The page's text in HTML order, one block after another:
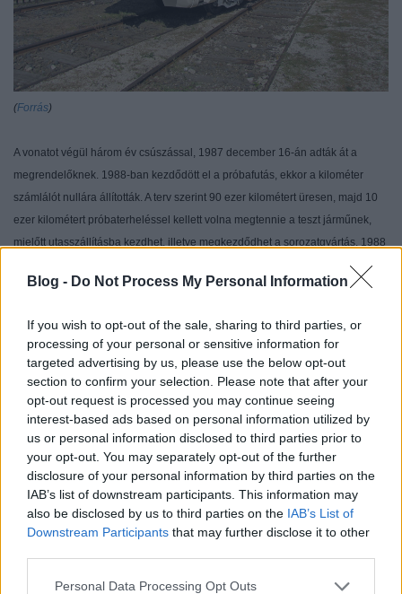
Blog - Do Not Process My Personal Information
If you wish to opt-out of the sale, sharing to third parties, or
processing of your personal or sensitive information for
targeted advertising by us, please use the below opt-out
section to confirm your selection. Please note that after your
opt-out request is processed you may continue seeing
interest-based ads based on personal information utilized by
us or personal information disclosed to third parties prior to
your opt-out. You may separately opt-out of the further
disclosure of your personal information by third parties on the
IAB’s list of downstream participants. This information may
also be disclosed by us to third parties on the IAB’s List of
Downstream Participants that may further disclose it to other
Please note that this website/app uses one or more Google
Personal Data Processing Opt Outs
(Forrás)
A vonatot végül három év csúszással, 1987 december 16-án adták át a
megrendelőknek. 1988-ban kezdődött el a próbafutás, ekkor a kilométer
számlálót nullára állították. A terv szerint 90 ezer kilométert üresen, majd 10
ezer kilométert próbaterheléssel kellett volna megtennie a teszt járműnek,
mielőtt utasszállításba kezdhet, illetve megkezdődhet a sorozatgyártás. 1988
során több mint 22 ezer kilométert tesztelték a Kőér utcai próbapályán, 1988
november elsején már az alagútba is lemerészkedett. Sajnos, szinte nem volt
változások: a Ganz-Mávag addigi formájában megszűnt, a szerződést 1989
február 1-én felmondták. Az utód szervezet a Ganz Vasúti Járműgyár Rt. lett,
akivel sikerült megállapodni a folytatásról. Közben az Rt. részvényeit
megvásárolta az angol Hunslet gyár. 1991-ben pedig az olasz Ansaldo
szerzett többségi tulajdont a cégben. Közben folytatódott a tesztelés. 1991.
április 23-án a vonat áramszedőjének műanyag szigetelői - a metróüzem
hibájából - eltörtek. Szeptemberre tudták csak pótolni a hiányt. Ezután a
sorozatos meghibásodások miatt alig pár napott futott. 1992 március 12-én
jegyzőkönyv készült a garanciális idő leteltéről: a jármű addig 123 510 km-t
futott. 11 pontban foglalták össze a kisebb-nagyobb hibákat. A záróértékelést
1993-ban írták alá.